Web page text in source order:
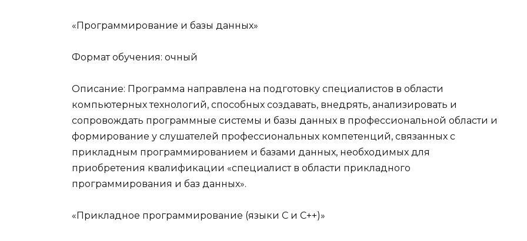
«Программирование и базы данных»
Формат обучения: очный
Описание: Программа направлена на подготовку специалистов в области
компьютерных технологий, способных создавать, внедрять, анализировать и
сопровождать программные системы и базы данных в профессиональной области и
формирование у слушателей профессиональных компетенций, связанных с
прикладным программированием и базами данных, необходимых для
приобретения квалификации «специалист в области прикладного
программирования и баз данных».
«Прикладное программирование (языки С и С++)»